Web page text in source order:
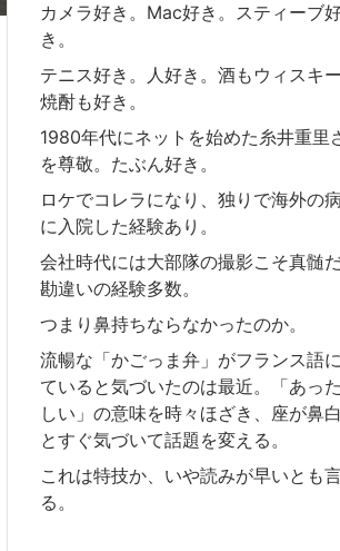
カメラ好き。Mac好き。スティーブ
き。
テニス好き。人好き。酒もウィスキ
焼酎も好き。
1980年代にネットを始めた糸井重里
を尊敬。たぶん好き。
ロケでコレラになり、独りで海外の
に入院した経験あり。
会社時代には大部隊の撮影こそ真髄
勘違いの経験多数。
つまり鼻持ちならなかったのか。
流暢な「かごっま弁」がフランス語
ていると気づいたのは最近。「あっ
しい」の意味を時々ほざき、座が鼻
とすぐ気づいて話題を変える。
これは特技か、いや読みが早いとも
る。